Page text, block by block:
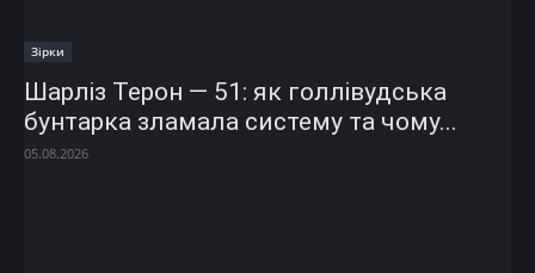
Зірки
Шарліз Терон — 51: як голлівудська
бунтарка зламала систему та чому...
05.08.2026